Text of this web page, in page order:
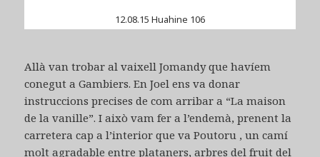
12.08.15 Huahine 106
Allà van trobar al vaixell Jomandy que havíem
conegut a Gambiers. En Joel ens va donar
instruccions precises de com arribar a “La maison
de la vanille”. I això vam fer a l’endemà, prenent la
carretera cap a l’interior que va Poutoru , un camí
molt agradable entre plataners, arbres del fruit del